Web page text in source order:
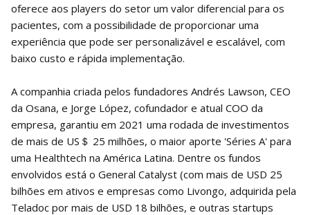
oferece aos players do setor um valor diferencial para os
pacientes, com a possibilidade de proporcionar uma
experiência que pode ser personalizável e escalável, com
baixo custo e rápida implementação.
A companhia criada pelos fundadores Andrés Lawson, CEO
da Osana, e Jorge López, cofundador e atual COO da
empresa, garantiu em 2021 uma rodada de investimentos
de mais de US＄ 25 milhões, o maior aporte 'Séries A' para
uma Healthtech na América Latina. Dentre os fundos
envolvidos está o General Catalyst (com mais de USD 25
bilhões em ativos e empresas como Livongo, adquirida pela
Teladoc por mais de USD 18 bilhões, e outras startups